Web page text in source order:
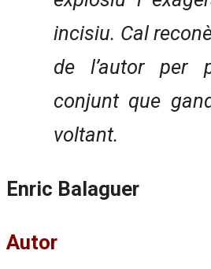
incisiu. Cal
de l’autor per
conjunt que
voltant.
Enric Balaguer
Autor